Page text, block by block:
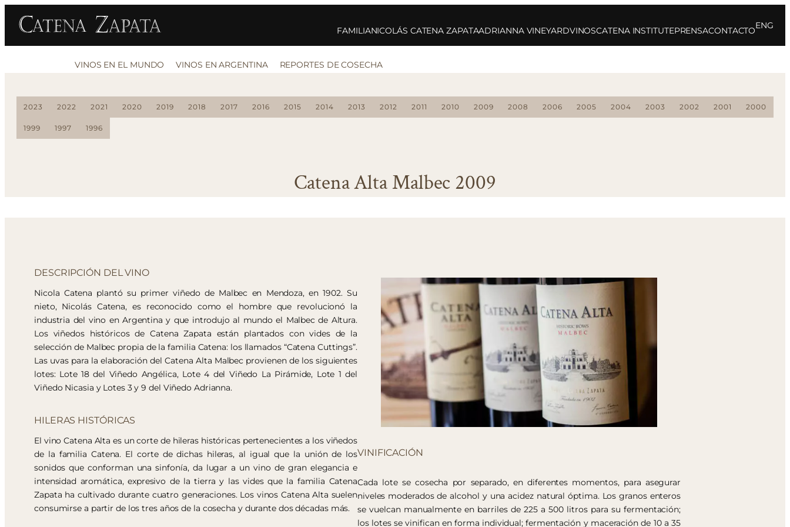
FAMILIANICOLÁS CATENA ZAPATAADRIANNA VINEYARDVINOSCATENA INSTITUTEPRENSACONTACTO
ENG
VINOS EN EL MUNDO VINOS EN ARGENTINA REPORTES DE COSECHA
2023 2022 2021 2020 2019 2018 2017 2016 2015 2014 2013 2012 2011 2010 2009 2008 2006 2005 2004 2003 2002 2001 2000
1999 1997 1996
Catena Alta Malbec 2009
DESCRIPCIÓN DEL VINO
Nicola Catena plantó su primer viñedo de Malbec en Mendoza, en 1902. Su
nieto, Nicolás Catena, es reconocido como el hombre que revolucionó la
industria del vino en Argentina y que introdujo al mundo el Malbec de Altura.
Los viñedos históricos de Catena Zapata están plantados con vides de la
selección de Malbec propia de la familia Catena: los llamados “Catena Cuttings”.
Las uvas para la elaboración del Catena Alta Malbec provienen de los siguientes
lotes: Lote 18 del Viñedo Angélica, Lote 4 del Viñedo La Pirámide, Lote 1 del
Viñedo Nicasia y Lotes 3 y 9 del Viñedo Adrianna.
HILERAS HISTÓRICAS
El vino Catena Alta es un corte de hileras históricas pertenecientes a los viñedos
de la familia Catena. El corte de dichas hileras, al igual que la unión de los
sonidos que conforman una sinfonía, da lugar a un vino de gran elegancia e
intensidad aromática, expresivo de la tierra y las vides que la familia Catena
Zapata ha cultivado durante cuatro generaciones. Los vinos Catena Alta suelen
consumirse a partir de los tres años de la cosecha y durante dos décadas más.
VINIFICACIÓN
Cada lote se cosecha por separado, en diferentes momentos, para asegurar
niveles moderados de alcohol y una acidez natural óptima. Los granos enteros
se vuelcan manualmente en barriles de 225 a 500 litros para su fermentación;
los lotes se vinifican en forma individual; fermentación y maceración de 10 a 35